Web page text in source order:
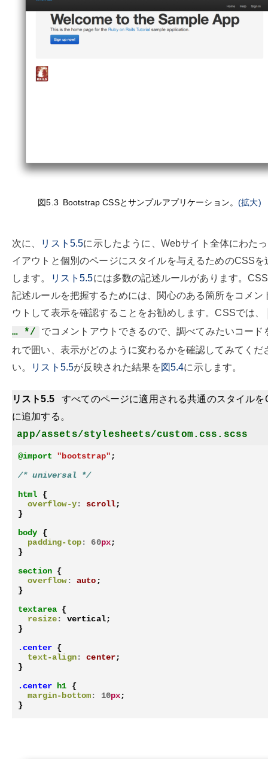
図5.3 Bootstrap CSSとサンプルアプリケーション。(拡大)
次に、 リスト5.5に示したように、Webサイト全体にわた
イアウトと個別のページにスタイルを与えるためのCSSを
します。
リスト5.5には多数の記述ルールがあります。
記述ルールを把握するためには、関心のある箇所をコメン
ウトして表示を確認することをお勧めします。CSSでは、
… */
でコメントアウトできるので、調べてみたいコード
れで囲い、表示がどのように変わるかを確認してみてくだ
い。
リスト5.5が反映された結果を図5.4に示します。
リスト5.5
すべてのページに適用される共通のスタイルを
に追加する。
app/assets/stylesheets/custom.css.scss
@import "bootstrap" ;
/* universal */
html
{
overflow-y: scroll;
}
body
{
padding-top: 60px;
}
section {
overflow: auto ;
}
textarea {
resize: vertical;
}
.center {
text-align: center;
}
.center
h1
{
margin-bottom: 10px;
}